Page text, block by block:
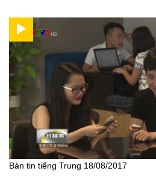
Bản tin tiếng Trung 18/08/2017